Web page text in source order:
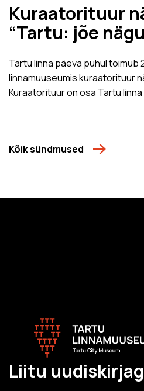
Kuraatorituur
“Tartu: jõe
Tartu linna päeva puhul toimub
linnamuuseumis kuraatorituur
Kuraatorituur on osa Tartu
Kõik sündmused
Liitu